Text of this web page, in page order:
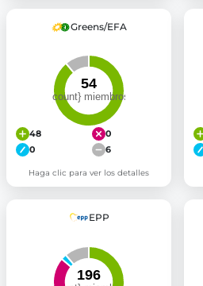
Greens/EFA
48
0
0
6
Haga clic para ver los detalles
EPP